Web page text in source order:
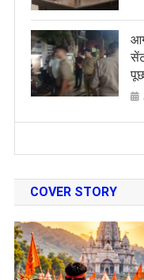
COVER STORY